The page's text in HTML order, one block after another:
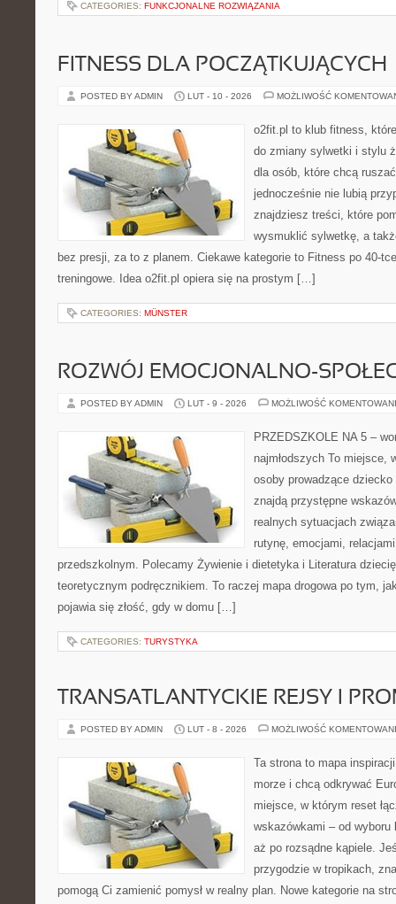
CATEGORIES: FUNKCJONALNE ROZWIĄZANIA
FITNESS DLA POCZĄTKUJĄCYCH
POSTED BY ADMIN LUT - 10 - 2026 MOŻLIWOŚĆ
o2fit.pl to klub fitness,
do zmiany sylwetki i stylu
dla osób, które chcą
jednocześnie nie lubią
znajdziesz treści, które
wysmuklić sylwetkę, a
bez presji, za to z planem. Ciekawe kategorie to Fitness po 40-
treningowe. Idea o2fit.pl opiera się na prostym […]
CATEGORIES: MÜNSTER
ROZWÓJ EMOCJONALNO-
POSTED BY ADMIN LUT - 9 - 2026 MOŻLIWOŚĆ
PRZEDSZKOLE NA 5 –
najmłodszych To miejsce,
osoby prowadzące
znajdą przystępne
realnych sytuacjach
rutynę, emocjami,
przedszkolnym. Polecamy Żywienie i dietetyka i Literatura
teoretycznym podręcznikiem. To raczej mapa drogowa po tym,
pojawia się złość, gdy w domu […]
CATEGORIES: TURYSTYKA
TRANSATLANTYCKIE REJSY I
POSTED BY ADMIN LUT - 8 - 2026 MOŻLIWOŚĆ
Ta strona to mapa
morze i chcą odkrywać
miejsce, w którym reset
wskazówkami – od wyboru
aż po rozsądne kąpiele.
przygodzie w tropikach,
pomogą Ci zamienić pomysł w realny plan. Nowe kategorie na